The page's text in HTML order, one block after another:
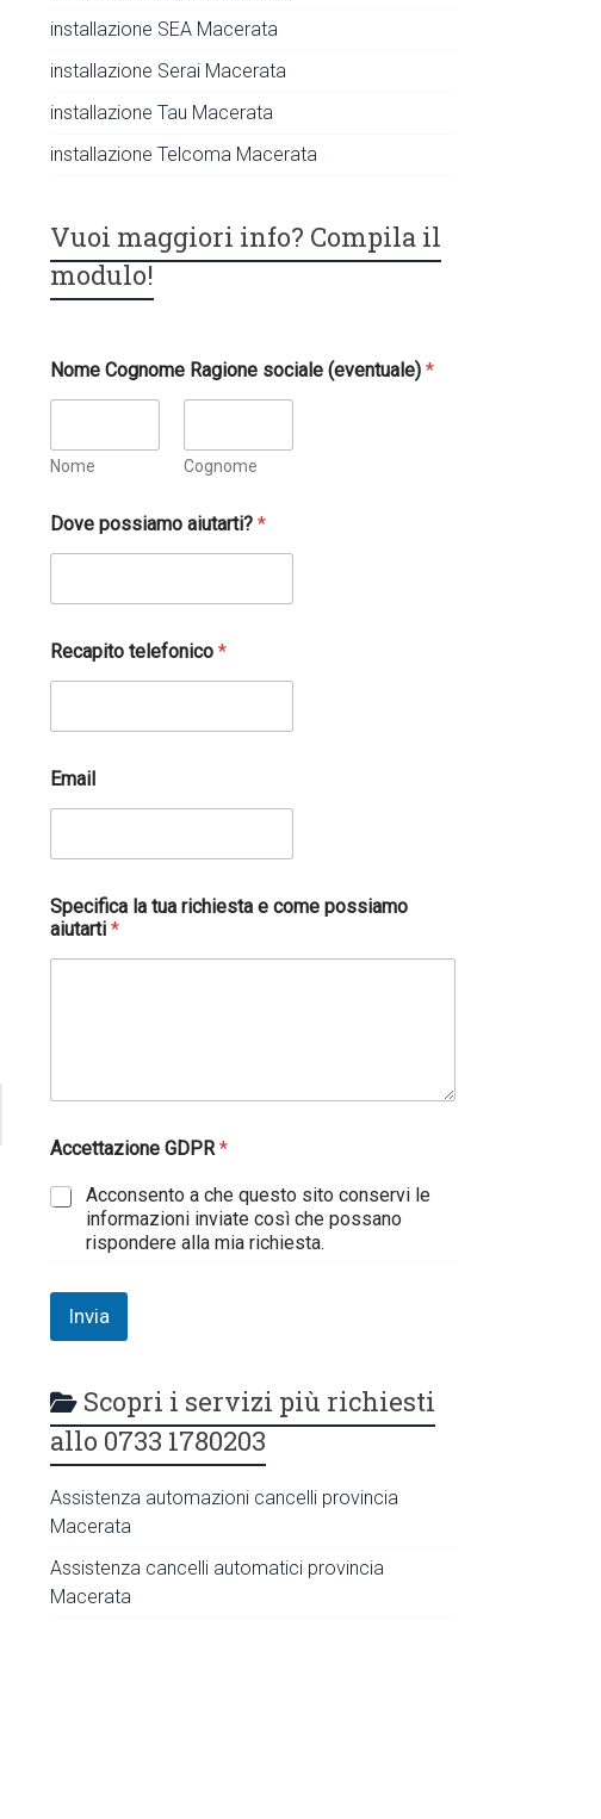
installazione SEA Macerata
installazione Serai Macerata
installazione Tau Macerata
installazione Telcoma Macerata
Vuoi maggiori info? Compila il
modulo!
Nome Cognome Ragione sociale (eventuale)*
Nome Cognome
Dove possiamo aiutarti?*
Recapito telefonico*
*
l
Email
Specifica la tua richiesta e come possiamo
aiutarti*
Accettazione GDPR*
Acconsento a che questo sito conservi le
informazioni inviate così che possano
rispondere alla mia richiesta.
Invia
Scopri i servizi più richiesti
allo 0733 1780203
Assistenza automazioni cancelli provincia
Macerata
Assistenza cancelli automatici provincia
Macerata